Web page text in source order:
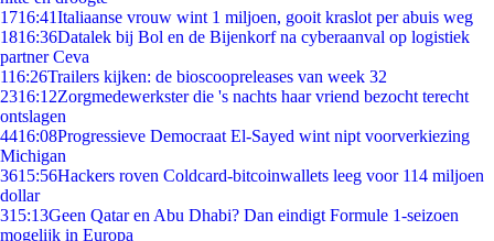
1716:41Italiaanse vrouw wint 1 miljoen, gooit kraslot per abuis weg
1816:36Datalek bij Bol en de Bijenkorf na cyberaanval op logistiek
partner Ceva
116:26Trailers kijken: de bioscoopreleases van week 32
2316:12Zorgmedewerkster die 's nachts haar vriend bezocht terecht
ontslagen
4416:08Progressieve Democraat El-Sayed wint nipt voorverkiezing
Michigan
3615:56Hackers roven Coldcard-bitcoinwallets leeg voor 114 miljoen
dollar
315:13Geen Qatar en Abu Dhabi? Dan eindigt Formule 1-seizoen
mogelijk in Europa